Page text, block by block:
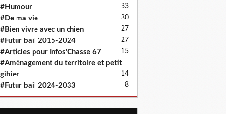
#Humour 33
#De ma vie 30
#Bien vivre avec un chien 27
#Futur bail 2015-2024 27
#Articles pour Infos'Chasse 67 15
#Aménagement du territoire et petit
gibier
14
#Futur bail 2024-2033 8